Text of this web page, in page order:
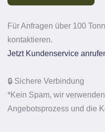
Für Anfragen über 100
kontaktieren.
Jetzt Kundenservice
🔒 Sichere Verbindung
*Kein Spam, wir
Angebotsprozess und die